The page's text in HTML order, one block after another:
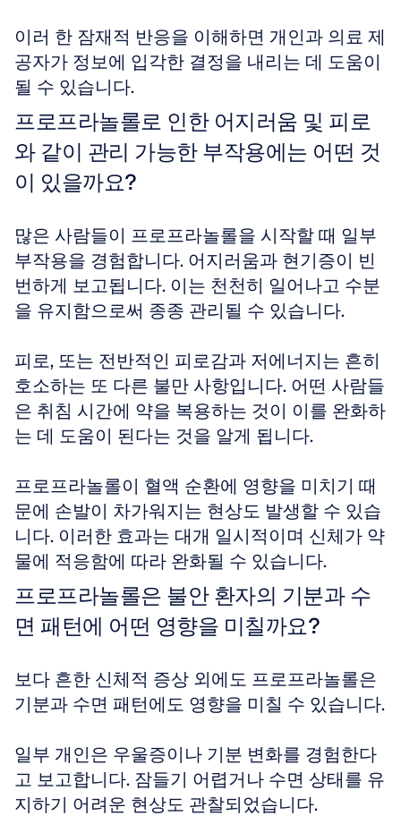
이러 한 잠재적 반응을 이해하면 개인과 의료 제
공자가 정보에 입각한 결정을 내리는 데 도움이
될 수 있습니다.
프로프라놀롤로 인한 어지러움 및 피로
와 같이 관리 가능한 부작용에는 어떤 것
이 있을까요?
많은 사람들이 프로프라놀롤을 시작할 때 일부
부작용을 경험합니다. 어지러움과 현기증이 빈
번하게 보고됩니다. 이는 천천히 일어나고 수분
을 유지함으로써 종종 관리될 수 있습니다.
피로, 또는 전반적인 피로감과 저에너지는 흔히
호소하는 또 다른 불만 사항입니다. 어떤 사람들
은 취침 시간에 약을 복용하는 것이 이를 완화하
는 데 도움이 된다는 것을 알게 됩니다.
프로프라놀롤이 혈액 순환에 영향을 미치기 때
문에 손발이 차가워지는 현상도 발생할 수 있습
니다. 이러한 효과는 대개 일시적이며 신체가 약
물에 적응함에 따라 완화될 수 있습니다.
프로프라놀롤은 불안 환자의 기분과 수
면 패턴에 어떤 영향을 미칠까요?
보다 흔한 신체적 증상 외에도 프로프라놀롤은
일부 개인은 우울증이나 기분 변화를 경험한다
고 보고합니다. 잠들기 어렵거나 수면 상태를 유
지하기 어려운 현상도 관찰되었습니다.